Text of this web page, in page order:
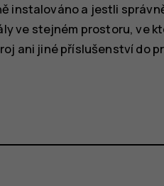
instalováno a jestli
ve stejném prostoru, ve
ani jiné příslušenství do